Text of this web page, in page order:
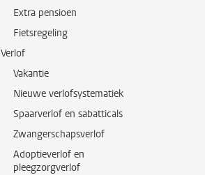
Extra pensioen
Fietsregeling
Verlof
Vakantie
Nieuwe verlofsystematiek
Spaarverlof en sabatticals
Zwangerschapsverlof
Adoptieverlof en
pleegzorgverlof